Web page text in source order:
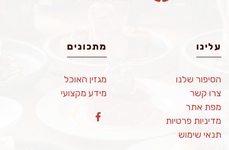
עלינו
הסיפור שלנו
צרו קשר
מפת אתר
מדיניות פרטיות
תנאי שימוש
מתכונים
מגזין האוכל
מידע מקצועי